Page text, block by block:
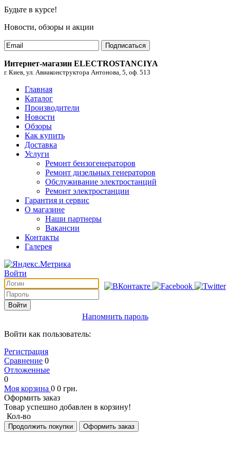
Будьте в курсе!
Новости, обзоры и акции
Подписаться
Интернет-магазин ELECTROSTANCIYA
г. Киев, ул. Авиаконструктора Антонова, 5, оф. 513
Главная
Каталог
Производители
Новости
Обзоры
Как купить
Доставка
Услуги
Ремонт бензогенераторов
Ремонт дизельных генераторов
Обслуживание электростанций
Ремонт электростанции
Гарантия и сервис
О магазине
Наши партнеры
Вакансии
Контакты
Галерея
Войти
Войти
Напомнить пароль
Войти как пользователь:
Регистрация
Сравнение 0
Отложенные
0
Моя корзина 0 0 грн.
Оформить заказ
Товар успешно добавлен в корзину!
Кол-во
Продолжить покупки Оформить заказ